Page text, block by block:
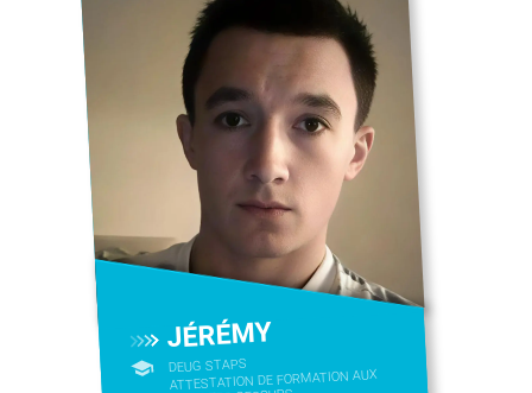
JÉRÉMY
DEUG STAPS
ATTESTATION DE FORMATION AUX